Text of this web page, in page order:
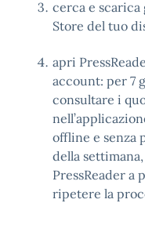
cerca e scarica
Store del tuo
apri
account: per 7
consultare i
offline e senza
della
PressReader a
ripetere la